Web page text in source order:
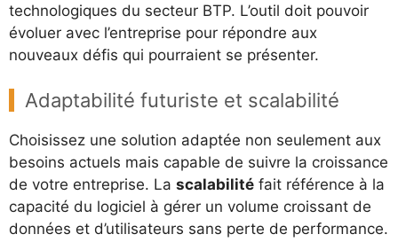
technologiques du secteur BTP. L’outil doit pouvoir
évoluer avec l’entreprise pour répondre aux
nouveaux défis qui pourraient se présenter.
Adaptabilité futuriste et scalabilité
Choisissez une solution adaptée non seulement aux
besoins actuels mais capable de suivre la croissance
de votre entreprise. La scalabilité fait référence à la
capacité du logiciel à gérer un volume croissant de
données et d’utilisateurs sans perte de performance.